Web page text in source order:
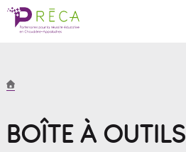
BOÎTE À OUTILS